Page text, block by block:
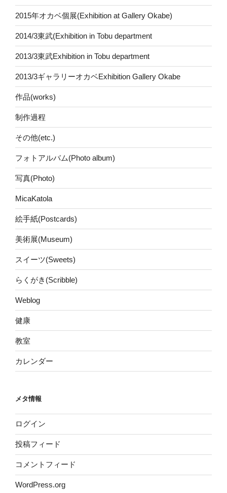
2015年オカベ個展(Exhibition at Gallery Okabe)
2014/3東武(Exhibition in Tobu department
2013/3東武Exhibition in Tobu department
2013/3ギャラリーオカベExhibition Gallery Okabe
作品(works)
制作過程
その他(etc.)
フォトアルバム(Photo album)
写真(Photo)
MicaKatola
絵手紙(Postcards)
美術展(Museum)
スイーツ(Sweets)
らくがき(Scribble)
Weblog
健康
教室
カレンダー
メタ情報
ログイン
投稿フィード
コメントフィード
WordPress.org